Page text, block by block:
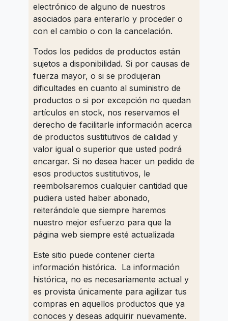
electrónico de alguno de nuestros
asociados para enterarlo y proceder o
con el cambio o con la cancelación.
Todos los pedidos de productos están
sujetos a disponibilidad. Si por causas de
fuerza mayor, o si se produjeran
dificultades en cuanto al suministro de
productos o si por excepción no quedan
artículos en stock, nos reservamos el
derecho de facilitarle información acerca
de productos sustitutivos de calidad y
valor igual o superior que usted podrá
encargar. Si no desea hacer un pedido de
esos productos sustitutivos, le
reembolsaremos cualquier cantidad que
pudiera usted haber abonado,
reiterándole que siempre haremos
nuestro mejor esfuerzo para que la
página web siempre esté actualizada
Este sitio puede contener cierta
información histórica. La información
histórica, no es necesariamente actual y
es provista únicamente para agilizar tus
compras en aquellos productos que ya
conoces y deseas adquirir nuevamente.